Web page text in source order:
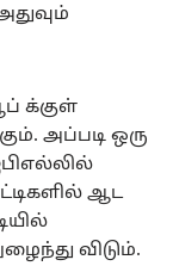
க்குள்
அப்படி ஒரு
ஆட
விடும்.